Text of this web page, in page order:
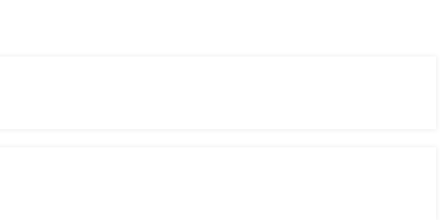
senza complicazioni.
del mercato.
piattaforme e dApp.